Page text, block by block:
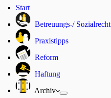
Start
Betreuungs-/ Sozialrecht
Praxistipps
Reform
Haftung
Archiv